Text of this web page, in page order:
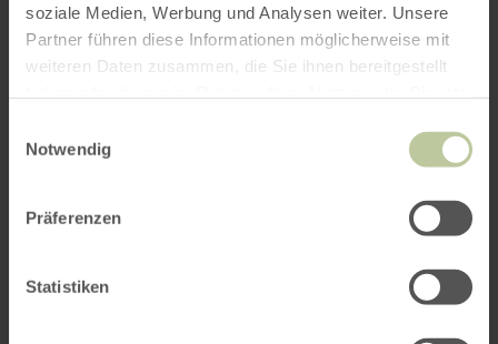
soziale Medien, Werbung und Analysen weiter. Unsere
Partner führen diese Informationen möglicherweise mit
weiteren Daten zusammen, die Sie ihnen bereitgestellt
Notwendig
Präferenzen
Statistiken
interessieren